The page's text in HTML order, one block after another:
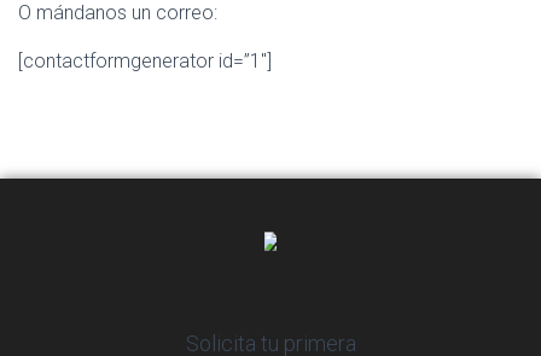
O mándanos un correo:
[contactformgenerator id=”1″]
Solicita tu primera